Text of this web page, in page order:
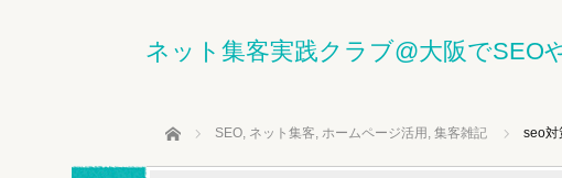
ネット集客実践クラブ@大阪でSEO
ホーム SEO, ネット集客, ホームページ活用 , 集客雑記 seo対